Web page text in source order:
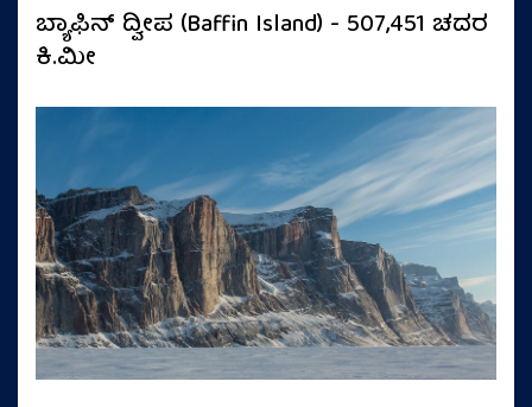
ಬ್ಯಾಫಿನ್ ದ್ವೀಪ (Baffin Island) - 507,451 ಚದರ
ಕಿ.ಮೀ